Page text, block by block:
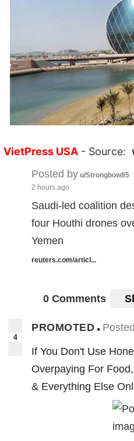
VietPress USA - Source:
Posted by u/Strongbow85
2 hours ago
Saudi-led coalition
four Houthi drones
Yemen
reuters.com/articl...
0 Comments
4
PROMOTED •
If You Don't Use
Overpaying For
& Everything Else